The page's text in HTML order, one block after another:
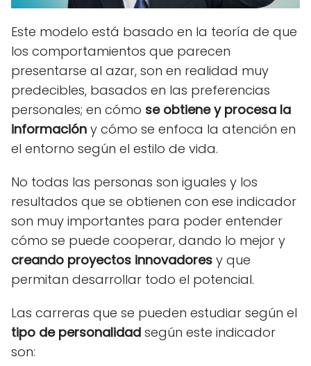
Este modelo está basado en la teoría de que
los comportamientos que parecen
presentarse al azar, son en realidad muy
predecibles, basados en las preferencias
personales; en cómo se obtiene y procesa la
información y cómo se enfoca la atención en
el entorno según el estilo de vida.
No todas las personas son iguales y los
resultados que se obtienen con ese indicador
son muy importantes para poder entender
cómo se puede cooperar, dando lo mejor y
creando proyectos innovadores y que
permitan desarrollar todo el potencial.
Las carreras que se pueden estudiar según el
tipo de personalidad según este indicador
son: